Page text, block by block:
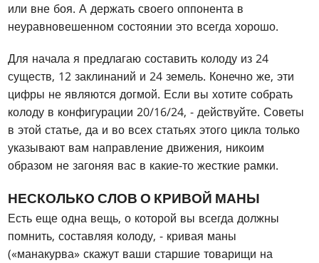
или вне боя. А держать своего оппонента в
неуравновешенном состоянии это всегда хорошо.
Для начала я предлагаю составить колоду из 24
существ, 12 заклинаний и 24 земель. Конечно же, эти
цифры не являются догмой. Если вы хотите собрать
колоду в конфигурации 20/16/24, - действуйте. Советы
в этой статье, да и во всех статьях этого цикла только
указывают вам направление движения, никоим
образом не загоняя вас в какие-то жесткие рамки.
НЕСКОЛЬКО СЛОВ О КРИВОЙ МАНЫ
Есть еще одна вещь, о которой вы всегда должны
помнить, составляя колоду, - кривая маны
(«манакурва» скажут ваши старшие товарищи на